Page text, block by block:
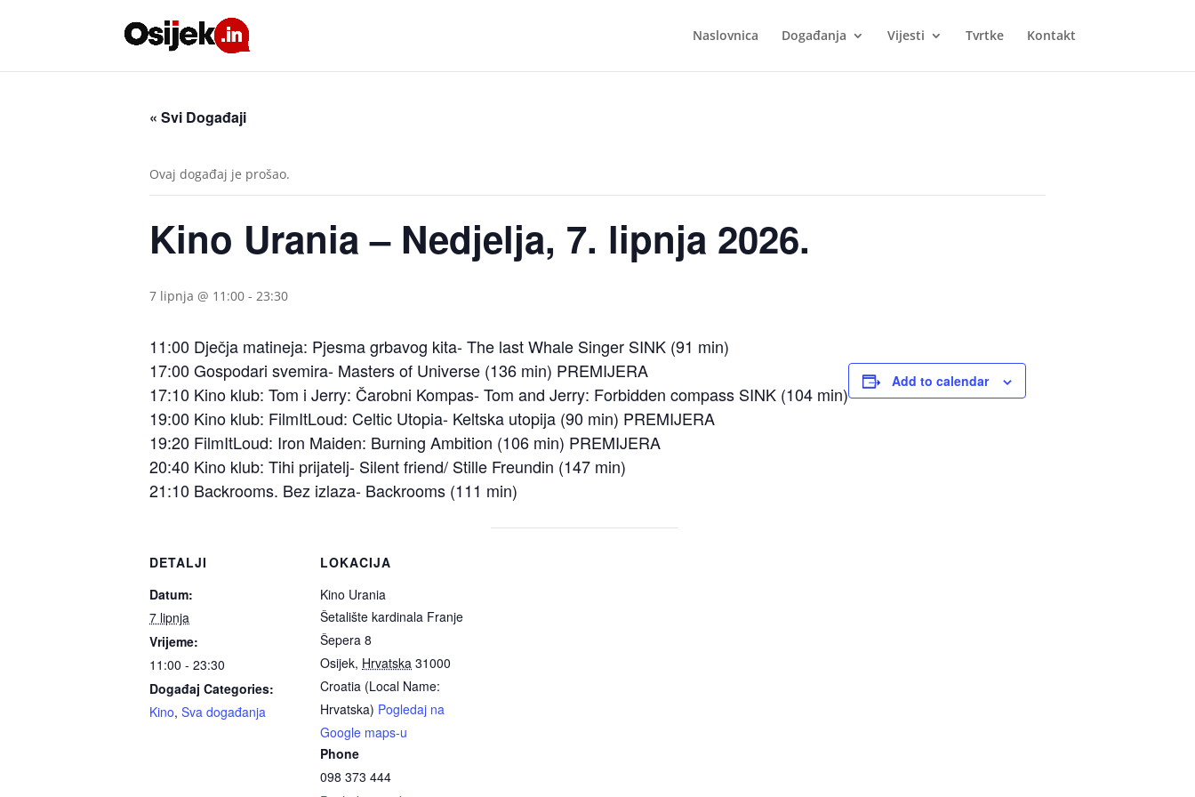
Naslovnica Događanja Vijesti Tvrtke Kontakt
« Svi Događaji
Ovaj događaj je prošao.
Kino Urania – Nedjelja, 7. lipnja 2026.
7 lipnja @ 11:00 - 23:30
11:00 Dječja matineja: Pjesma grbavog kita- The last Whale Singer SINK (91 min)
17:00 Gospodari svemira- Masters of Universe (136 min) PREMIJERA
17:10 Kino klub: Tom i Jerry: Čarobni Kompas- Tom and Jerry: Forbidden compass SINK (104 min)
19:00 Kino klub: FilmItLoud: Celtic Utopia- Keltska utopija (90 min) PREMIJERA
19:20 FilmItLoud: Iron Maiden: Burning Ambition (106 min) PREMIJERA
20:40 Kino klub: Tihi prijatelj- Silent friend/ Stille Freundin (147 min)
21:10 Backrooms. Bez izlaza- Backrooms (111 min)
Add to calendar
DETALJI
Datum:
7 lipnja
Vrijeme:
11:00 - 23:30
Događaj Categories:
Kino, Sva događanja
LOKACIJA
Kino Urania
Šetalište kardinala Franje
Šepera 8
Osijek, Hrvatska 31000
Croatia (Local Name:
Hrvatska) Pogledaj na
Google maps-u
Phone
098 373 444